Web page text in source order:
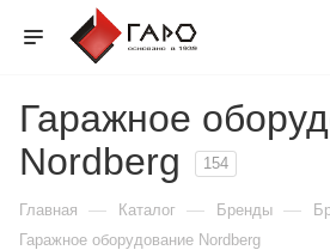
Гаражное
Nordberg
154
Главная — Каталог — Бренды —
Гаражное оборудование Nordberg